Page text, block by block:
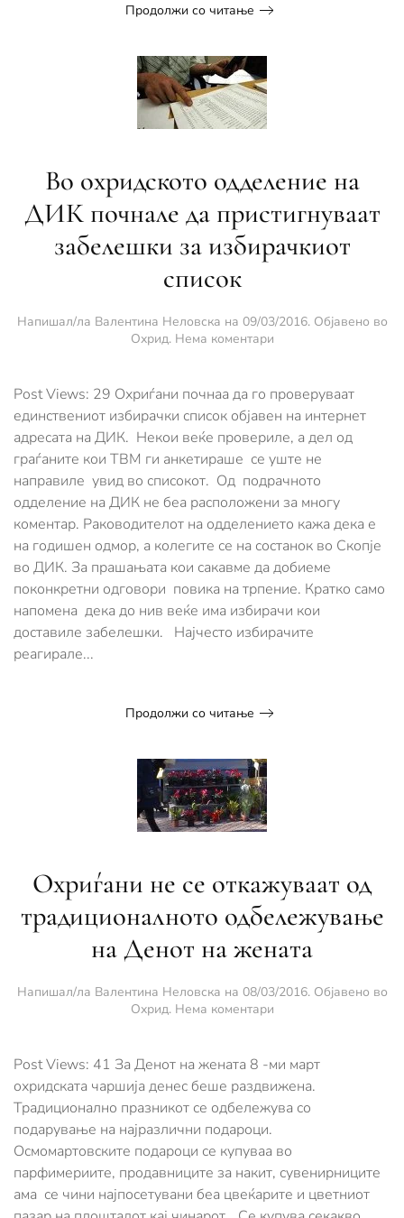
Продолжи со читање
Во охридското одделение на
ДИК почнале да пристигнуваат
забелешки за избирачкиот
список
Напишал/ла Валентина Неловска на 09/03/2016. Објавено во
Охрид. Нема коментариза
одделение
на
ДИК
почнале
да
пристигнуваат
за
избирачкиот
список
Post Views: 29 Охриѓани почнаа да го проверуваат
единствениот избирачки список објавен на интернет
адресата на ДИК. Некои веќе провериле, а дел од
граѓаните кои ТВМ ги анкетираше се уште не
направиле увид во списокот. Од подрачното
одделение на ДИК не беа расположени за многу
коментар. Раководителот на одделението кажа дека е
на годишен одмор, а колегите се на состанок во Скопје
во ДИК. За прашањата кои сакавме да добиеме
поконкретни одговори повика на трпение. Кратко само
напомена дека до нив веќе има избирачи кои
доставиле забелешки. Најчесто избирачите
реагирале...
Продолжи со читање
Охриѓани не се откажуваат од
традиционалното одбележување
на Денот на жената
Напишал/ла Валентина Неловска на 08/03/2016. Објавено во
Охрид. Нема коментариза
се
откажуваат
од
традиционалното
на
на
жената
Post Views: 41 За Денот на жената 8 -ми март
охридската чаршија денес беше раздвижена.
Традиционално празникот се одбележува со
подарување на најразлични подароци.
Осмомартовските подароци се купуваа во
парфимериите, продавниците за накит, сувенирниците
ама се чини најпосетувани беа цвеќарите и цветниот